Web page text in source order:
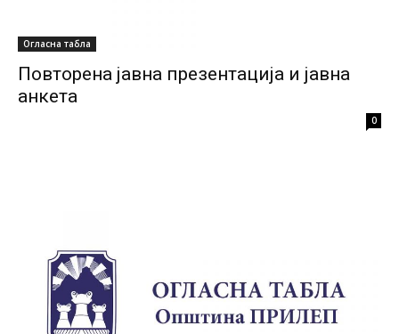
Огласна табла
Повторена јавна презентација и јавна
анкета
0